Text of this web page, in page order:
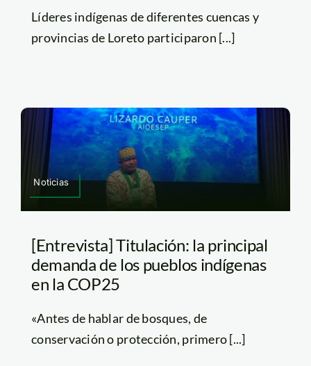
Líderes indígenas de diferentes cuencas y
provincias de Loreto participaron [...]
Noticias
[Entrevista] Titulación: la principal
demanda de los pueblos indígenas
en la COP25
«Antes de hablar de bosques, de
conservación o protección, primero [...]